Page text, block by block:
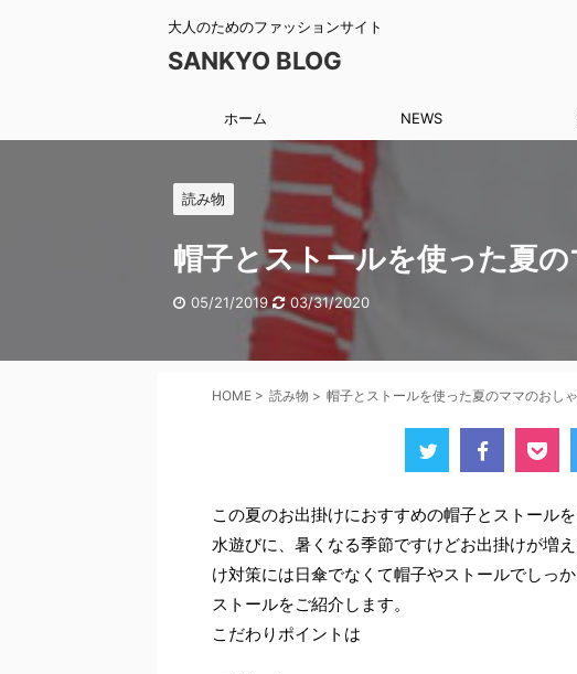
大人のためのファッションサイト
SANKYO BLOG
ホーム NEWS
読み物
帽子とストールを使った夏
05/21/2019 03/31/2020
HOME > 読み物 > 帽子とストールを使った夏のママのおし
この夏のお出掛けにおすすめの帽子とストール
水遊びに、暑くなる季節ですけどお出掛けが増
け対策には日傘でなくて帽子やストールでしっ
ストールをご紹介します。
こだわりポイントは